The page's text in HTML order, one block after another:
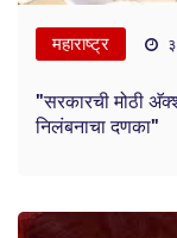
महाराष्ट्र
"सरकारची मोठी
निलंबनाचा दणका"